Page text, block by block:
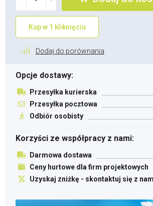
Kup w 1 kliknięciu
Dodaj do porównania
Opcje dostawy:
Przesyłka kurierska
Przesyłka pocztowa
Odbiór osobisty
Korzyści ze współpracy z nami:
Darmowa dostawa
Ceny hurtowe dla firm projektowych
Uzyskaj zniżkę - skontaktuj się z